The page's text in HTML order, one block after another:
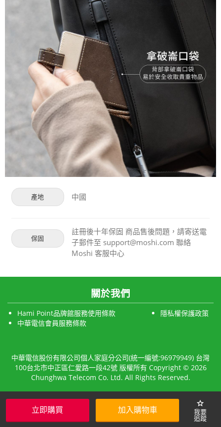
立即購買 加入購物車
star
產地 中國
保固
註冊後十年保固 商品售後問題，請寄送電
子郵件至 support@moshi.com 聯絡
Moshi 客服中心
關於我們
Hami Point品牌館服務使用條款
隱私權保護政策
中華電信會員服務條款
中華電信股份有限公司個人家庭分公司(統一編號:96979949) 台灣
100台北市中正區仁愛路一段42號 版權所有 Copyright © 2026
Chunghwa Telecom Co. Ltd. All Rights Reserved.